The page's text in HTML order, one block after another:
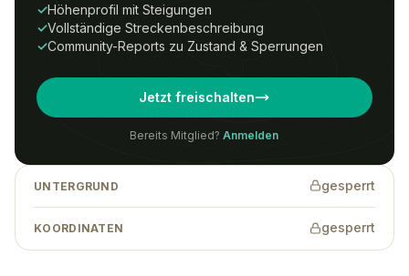
Preise Anmelden Registrieren
auch ohne Abonnement auf den Track
zugreifen.
✓Höhenprofil mit Steigungen
✓Vollständige Streckenbeschreibung
✓Community-Reports zu Zustand & Sperrungen
Jetzt freischalten
Bereits Mitglied? Anmelden
UNTERGRUND gesperrt
KOORDINATEN gesperrt